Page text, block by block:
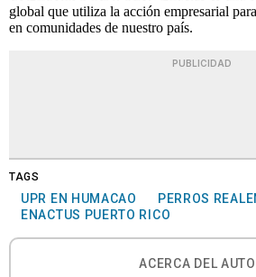
global que utiliza la acción empresarial
en comunidades de nuestro país.
PUBLICIDAD
TAGS
UPR EN HUMACAO
PERROS
ENACTUS PUERTO RICO
ACERCA DEL